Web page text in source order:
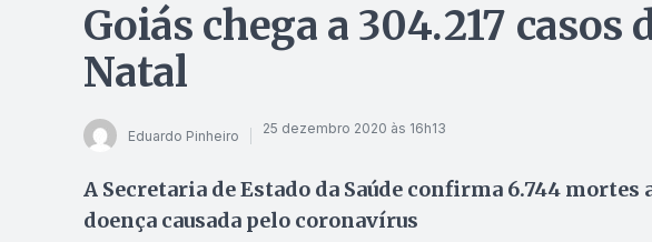
Goiás chega a 304.217 casos
Natal
Eduardo Pinheiro 25 dezembro 2020 às 16h13
A Secretaria de Estado da Saúde confirma 6.744
doença causada pelo coronavírus